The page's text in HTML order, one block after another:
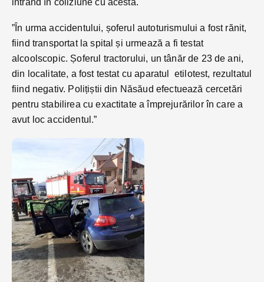
”În urma accidentului, șoferul autoturismului a fost rănit,
fiind transportat la spital și urmează a fi testat
alcoolscopic. Șoferul tractorului, un tânăr de 23 de ani,
din localitate, a fost testat cu aparatul etilotest, rezultatul
fiind negativ. Polițiștii din Năsăud efectuează cercetări
pentru stabilirea cu exactitate a împrejurărilor în care a
avut loc accidentul.”